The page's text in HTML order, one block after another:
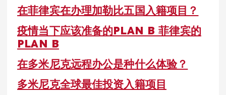
在菲律宾在办理加勒比五国入籍项目？
疫情当下应该准备的PLAN B 菲律宾的
PLAN B
在多米尼克远程办公是种什么体验？
多米尼克全球最佳投资入籍项目